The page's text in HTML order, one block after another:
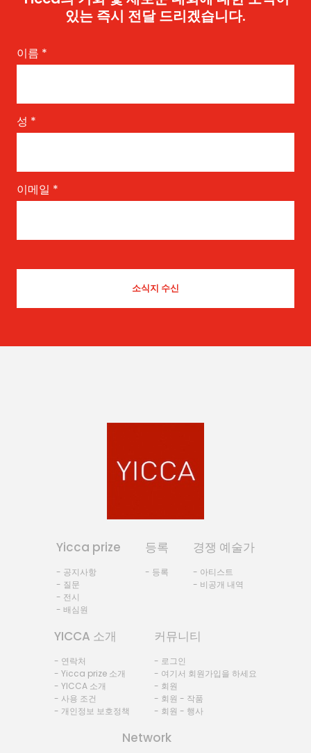
있는 즉시 전달 드리겠습니다.
이름 *
성 *
이메일 *
Yicca prize
- 공지사항
- 질문
- 전시
- 배심원
등록
- 등록
경쟁 예술가
- 아티스트
- 비공개 내역
YICCA 소개
- 연락처
- Yicca prize 소개
- YICCA 소개
- 사용 조건
- 개인정보 보호정책
커뮤니티
- 로그인
- 여기서 회원가입을 하세요
- 회원
- 회원 - 작품
- 회원 - 행사
Network